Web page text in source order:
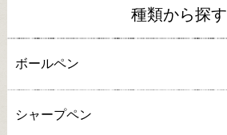
種類から探す
ボールペン
シャープペン